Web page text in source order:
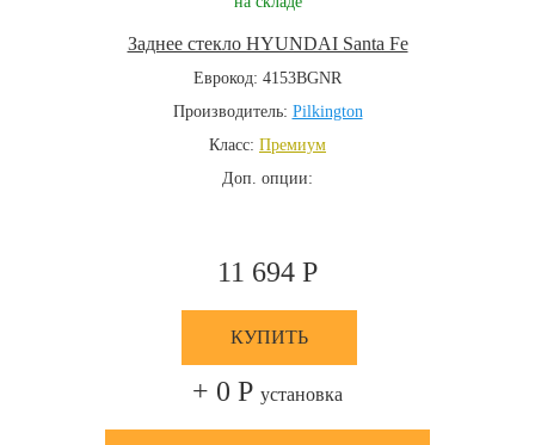
Заднее стекло HYUNDAI Santa Fe
Еврокод: 4153BGNR
Производитель: Pilkington
Класс: Премиум
Доп. опции:
11 694 Р
КУПИТЬ
+ 0 Р установка